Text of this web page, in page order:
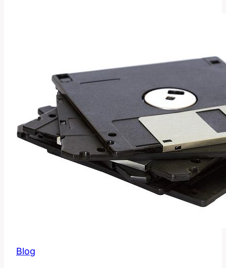
Anglicko-
Českém
Blog